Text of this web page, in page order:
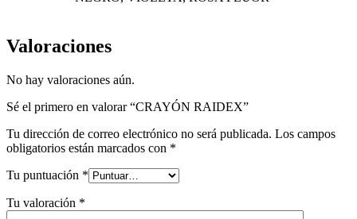
Valoraciones
No hay valoraciones aún.
Sé el primero en valorar “CRAYÓN RAIDEX”
Tu dirección de correo electrónico no será publicada. Los campos
obligatorios están marcados con *
Tu puntuación *
Tu valoración *